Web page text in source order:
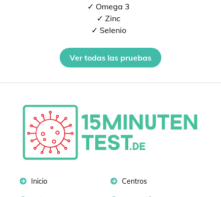
✓ Omega 3
✓ Zinc
✓ Selenio
Ver todas las pruebas
Inicio Centros